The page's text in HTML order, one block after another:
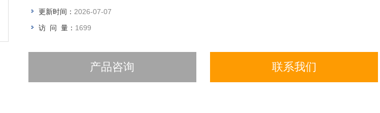
更新时间： 2026-07-07
访 问 量： 1699
产品咨询 联系我们